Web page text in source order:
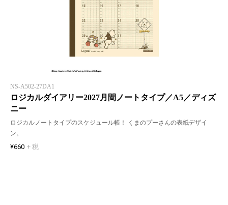
NS-A502-27DA1
ロジカルダイアリー2027月間ノートタイプ／A5／ディズ
ニー
ロジカルノートタイプのスケジュール帳！ くまのプーさんの表紙デザイ
ン。
¥660 + 税